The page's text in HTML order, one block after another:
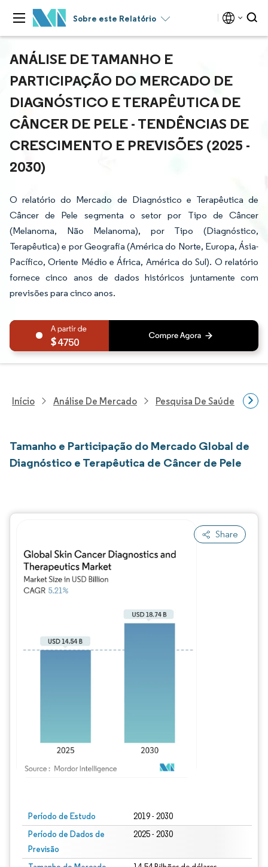
Sobre este Relatório
ANÁLISE DE TAMANHO E
PARTICIPAÇÃO DO MERCADO DE
DIAGNÓSTICO E TERAPÊUTICA DE
CÂNCER DE PELE - TENDÊNCIAS DE
CRESCIMENTO E PREVISÕES (2025 -
2030)
O relatório do Mercado de Diagnóstico e Terapêutica de
Câncer de Pele segmenta o setor por Tipo de Câncer
(Melanoma, Não Melanoma), por Tipo (Diagnóstico,
Terapêutica) e por Geografia (América do Norte, Europa, Ásia-
Pacífico, Oriente Médio e África, América do Sul). O relatório
fornece cinco anos de dados históricos juntamente com
previsões para cinco anos.
4750
Início Análise De Mercado Pesquisa De Saúde
Tamanho e Participação do Mercado Global de
Diagnóstico e Terapêutica de Câncer de Pele
Share
Período de Estudo 2019 - 2030
Período de Dados de
Previsão
2025 - 2030